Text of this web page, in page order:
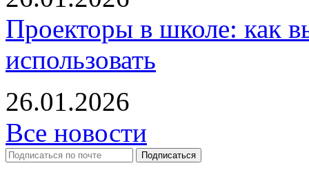
Проекторы в школе: как
использовать
26.01.2026
Все новости